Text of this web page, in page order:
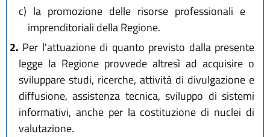
c) la promozione delle risorse professionali e
imprenditoriali della Regione.
2. Per l'attuazione di quanto previsto dalla presente
legge la Regione provvede altresì ad acquisire o
sviluppare studi, ricerche, attività di divulgazione e
diffusione, assistenza tecnica, sviluppo di sistemi
informativi, anche per la costituzione di nuclei di
valutazione.